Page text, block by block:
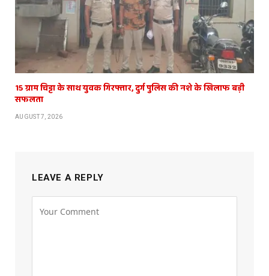
15 ग्राम चिट्टा के साथ युवक गिरफ्तार, दुर्ग पुलिस की नशे के खिलाफ बड़ी
सफलता
AUGUST 7, 2026
LEAVE A REPLY